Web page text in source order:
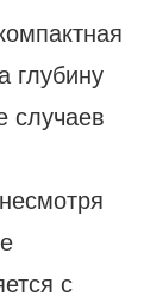
глубину
случаев
с